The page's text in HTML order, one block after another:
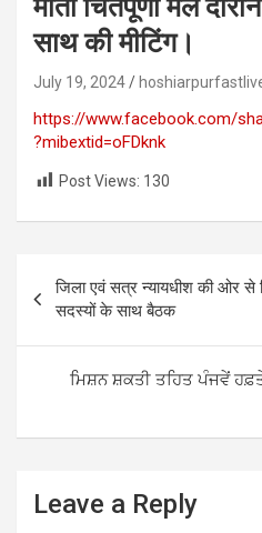
माता चिंतपूर्णी मेले
साथ की मीटिंग।
July 19, 2024
https://www.facebook.com/
?mibextid=oFDknk
Post Views: 130
Post
navigation
जिला एवं सत्र न्यायधीश की ओर से
सदस्यों के साथ बैठक
ਮਿਸ਼ਨ ਸ਼ਕਤੀ ਤਹਿਤ ਪੰਜਵੇਂ
Leave a Reply